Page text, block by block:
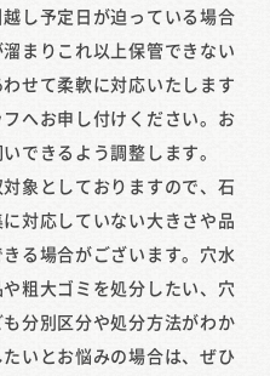
し予定日が迫っている場合
まりこれ以上保管できない
せて柔軟に対応いたします
へお申し付けください。お
できるよう調整します。
象としておりますので、石
対応していない大きさや品
る場合がございます。穴水
粗大ゴミを処分したい、穴
分別区分や処分方法がわか
いとお悩みの場合は、ぜひ